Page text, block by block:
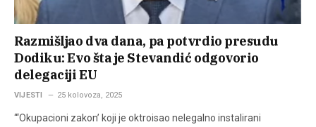
Razmišljao dva dana, pa potvrdio presudu
Dodiku: Evo šta je Stevandić odgovorio
delegaciji EU
VIJESTI 25 kolovoza, 2025
“‘Okupacioni zakon’ koji je oktroisao nelegalno instalirani